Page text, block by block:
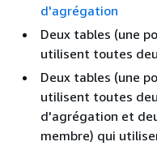
d'agrégation
Deux tables (une
utilisent toutes
Deux tables (une
utilisent toutes
d'agrégation et
membre) qui